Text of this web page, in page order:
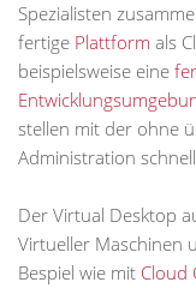
Spezialisten
fertige Plattform als
beispielsweise eine
stellen mit der ohne
Administration
Der Virtual Desktop
Virtueller Maschinen
Bespiel wie mit Cloud